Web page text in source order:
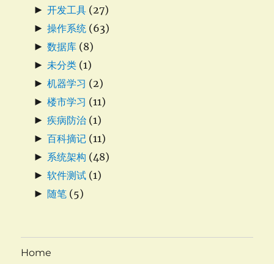
► 开发工具 (27)
► 操作系统 (63)
► 数据库 (8)
► 未分类 (1)
► 机器学习 (2)
► 楼市学习 (11)
► 疾病防治 (1)
► 百科摘记 (11)
► 系统架构 (48)
► 软件测试 (1)
► 随笔 (5)
Home